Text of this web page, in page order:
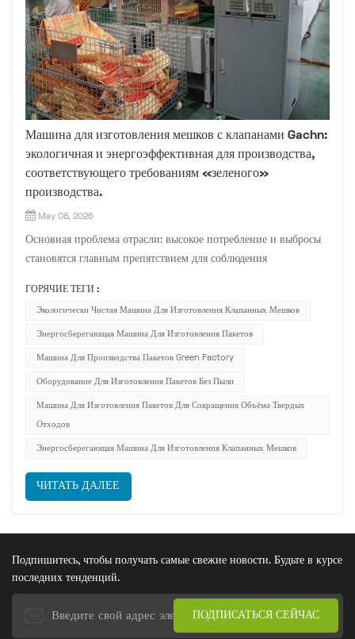
Машина для изготовления мешков с клапанами Gachn:
экологичная и энергоэффективная для производства,
соответствующего требованиям «зеленого»
производства.
May 08, 2026
Основная проблема отрасли: высокое потребление и выбросы
становятся главным препятствием для соблюдения
двойных целей по сокращению выбросов углерода и
глобальной тенденции к «зеленому» производств...
ГОРЯЧИЕ ТЕГИ :
Экологически Чистая Машина Для Изготовления Клапанных Мешков
Энергосберегающая Машина Для Изготовления Пакетов
Машина Для Производства Пакетов Green Factory
Оборудование Для Изготовления Пакетов Без Пыли
Машина Для Изготовления Пакетов Для Сокращения Объёма Твердых
Отходов
Энергосберегающая Машина Для Изготовления Клапанных Мешков
ЧИТАТЬ ДАЛЕЕ
Подпишитесь, чтобы получать самые свежие новости. Будьте в курсе
последних тенденций.